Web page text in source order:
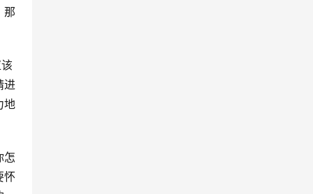
那
进
地
怎
怀